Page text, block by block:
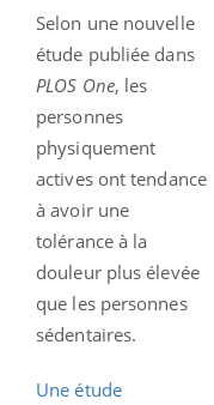
Selon une nouvelle
étude publiée dans
PLOS One, les
personnes
physiquement
actives ont tendance
à avoir une
tolérance à la
douleur plus élevée
que les personnes
sédentaires.
Une étude